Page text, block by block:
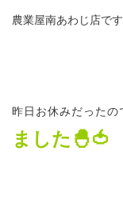
農業屋南あわじ店で
昨日お休みだったの
ました🐣🍅